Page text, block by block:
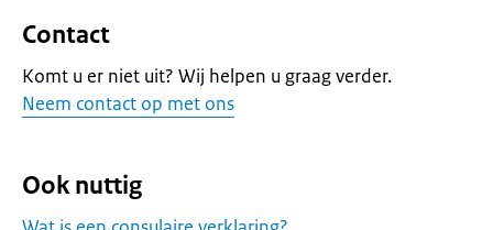
Contact
Komt u er niet uit? Wij helpen u graag verder.
Neem contact op met ons
Ook nuttig